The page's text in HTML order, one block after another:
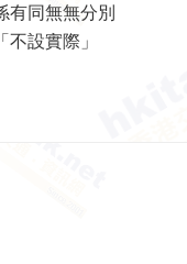
有同無無分別
設實際」